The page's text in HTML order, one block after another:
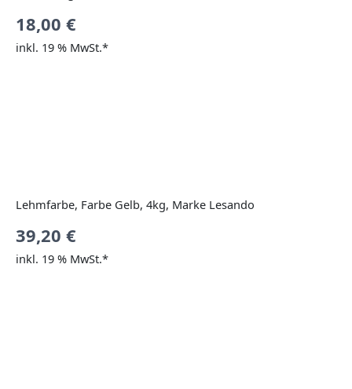
18,00 €
inkl. 19 % MwSt.*
Lehmfarbe, Farbe Gelb, 4kg, Marke Lesando
39,20 €
inkl. 19 % MwSt.*